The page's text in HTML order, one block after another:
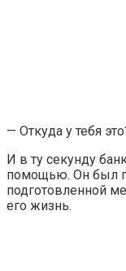
— Откуда у тебя
И в ту секунду
помощью. Он был
подготовленной
его жизнь.